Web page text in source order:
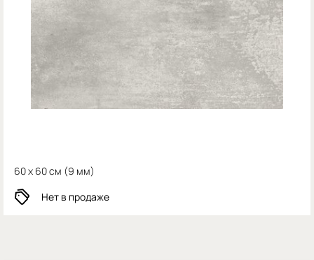
60 x 60 см (9 мм)
Нет в продаже